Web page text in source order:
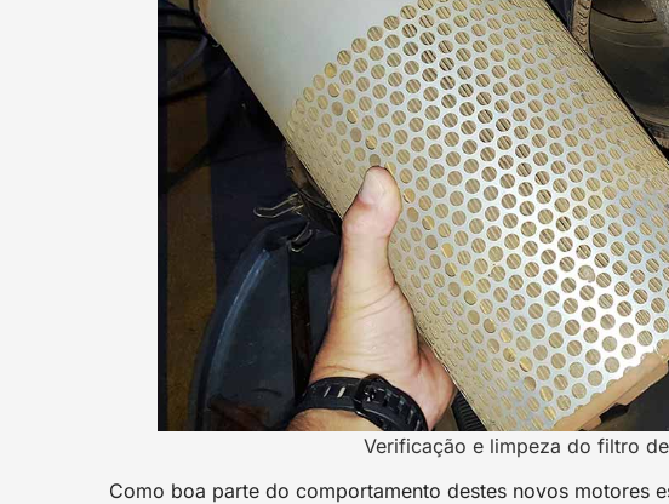
Verificação e limpeza do filtro
Como boa parte do comportamento destes novos motores